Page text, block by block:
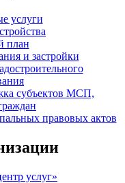
услуги
план
и застройки
субъектов МСП,
правовых актов
услуг»